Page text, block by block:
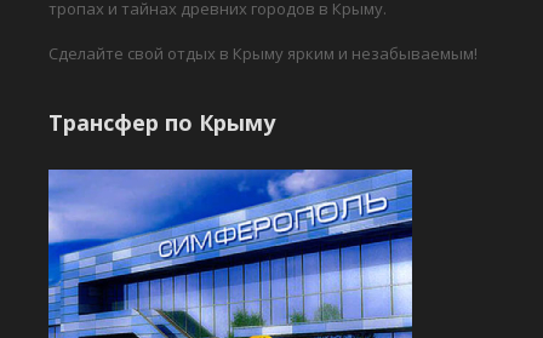
тропах и тайнах древних городов в Крыму.
Сделайте свой отдых в Крыму ярким и незабываемым!
Трансфер по Крыму